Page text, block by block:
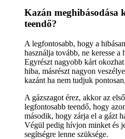
Kazán meghibásodása
teendő?
A legfontosabb, hogy a
használja tovább, ne keresse a
Egyrészt nagyobb kárt
hiba, másrészt nagyon
kazánt ha nem tudjuk
A gázszagot érez, akkor az
legfontosabb teendő, hogy
második, hogy zárja el a gázt
Végül pedig hívjon minket és
segítségre lenne szüksége.